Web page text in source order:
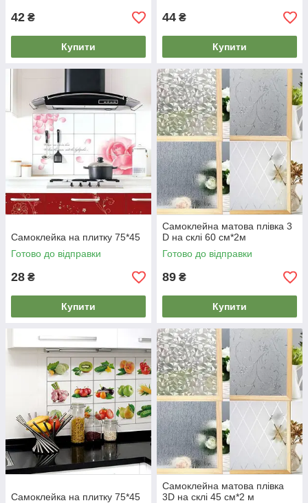
42 ₴
Купити
44 ₴
Купити
Самоклейка на плитку 75*45
Готово до відправки
28 ₴
Купити
Самоклейна матова плівка 3
D на склі 60 см*2м
Готово до відправки
89 ₴
Купити
Самоклейка на плитку 75*45
Самоклейна матова плівка
3D на склі 45 см*2 м